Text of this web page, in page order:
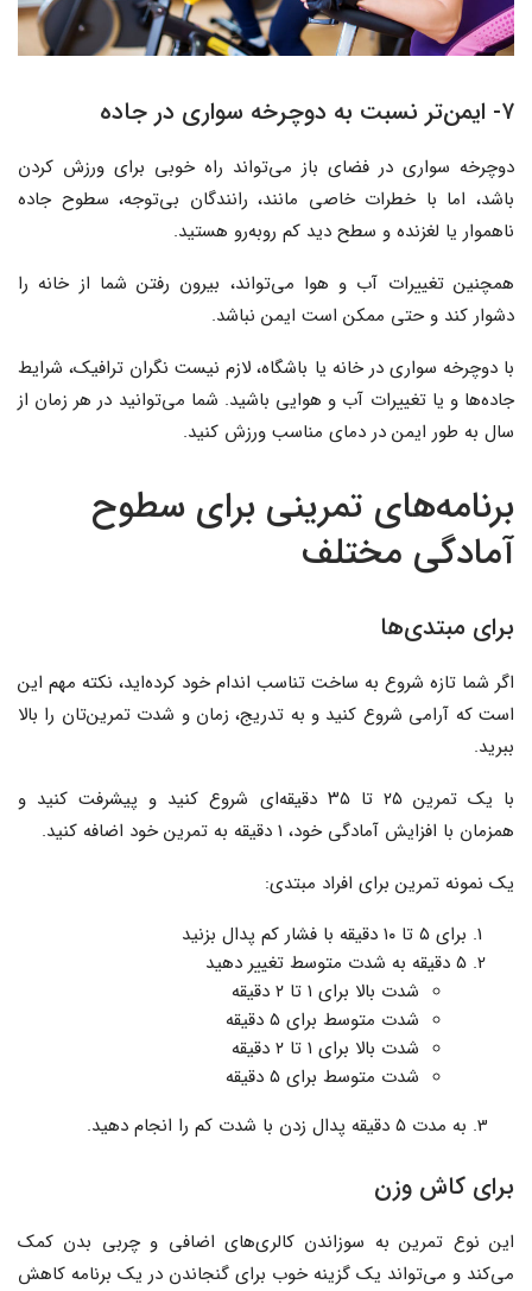
۷- ایمن‌تر نسبت به دوچرخه سواری در جاده
دوچرخه سواری در فضای باز می‌تواند راه خوبی برای ورزش کردن
باشد، اما با خطرات خاصی مانند، رانندگان بی‌توجه، سطوح جاده
ناهموار یا لغزنده و سطح دید کم روبه‌رو هستید.
همچنین تغییرات آب و هوا می‌تواند، بیرون رفتن شما از خانه را
دشوار کند و حتی ممکن است ایمن نباشد.
با دوچرخه سواری در خانه یا باشگاه، لازم نیست نگران ترافیک، شرایط
جاده‌ها و یا تغییرات آب و هوایی باشید. شما می‌توانید در هر زمان از
سال به طور ایمن در دمای مناسب ورزش کنید.
برنامه‌های تمرینی برای سطوح
آمادگی مختلف
برای مبتدی‌ها
اگر شما تازه شروع به ساخت تناسب اندام خود کرده‌اید، نکته مهم این
است که آرامی شروع کنید و به تدریج، زمان و شدت تمرین‌تان را بالا
ببرید.
با یک تمرین ۲۵ تا ۳۵ دقیقه‌ای شروع کنید و پیشرفت کنید و
همزمان با افزایش آمادگی خود، ۱ دقیقه به تمرین خود اضافه کنید.
یک نمونه تمرین برای افراد مبتدی:
برای ۵ تا ۱۰ دقیقه با فشار کم پدال بزنید
۵ دقیقه به شدت متوسط تغییر دهید
شدت بالا برای ۱ تا ۲ دقیقه
شدت متوسط برای ۵ دقیقه
شدت بالا برای ۱ تا ۲ دقیقه
شدت متوسط برای ۵ دقیقه
به مدت ۵ دقیقه پدال زدن با شدت کم را انجام دهید.
برای کاش وزن
این نوع تمرین به سوزاندن کالری‌های اضافی و چربی بدن کمک
می‌کند و می‌تواند یک گزینه خوب برای گنجاندن در یک برنامه کاهش